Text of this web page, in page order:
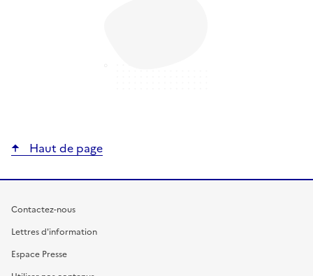
Haut de page
Contactez-nous
Lettres d'information
Espace Presse